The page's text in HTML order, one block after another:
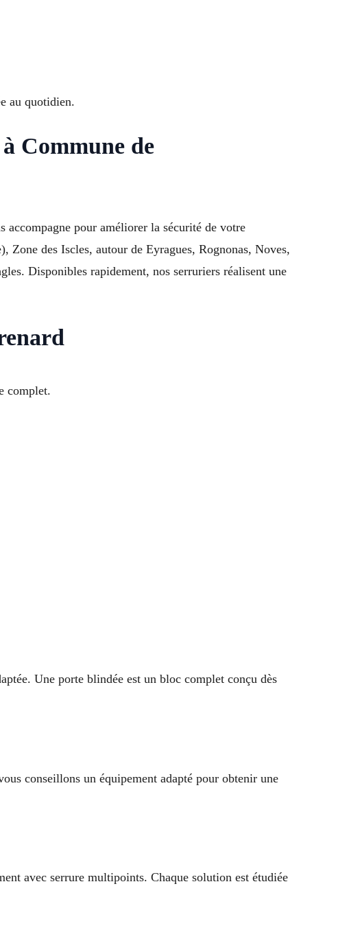
au quotidien.
Commune de
accompagne pour améliorer la sécurité de votre
des Iscles, autour de Eyragues, Rognonas, Noves,
Disponibles rapidement, nos serruriers réalisent une
complet.
Une porte blindée est un bloc complet conçu dès
conseillons un équipement adapté pour obtenir une
avec serrure multipoints. Chaque solution est étudiée